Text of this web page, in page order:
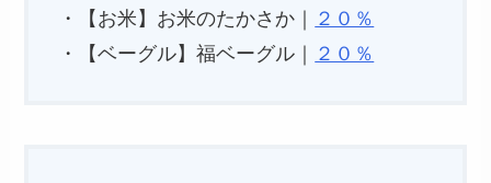
・【お米】お米のたかさか｜
２０％
・【ベーグル】福ベーグル｜
２０％